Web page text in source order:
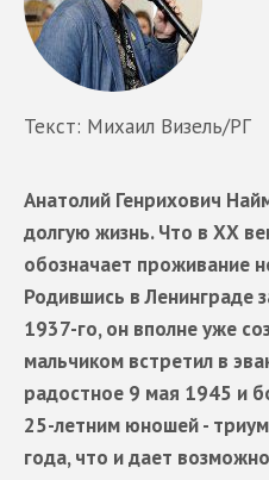
Текст: Михаил Визель/РГ
Анатолий Генрихович
долгую жизнь. Что в ХХ
обозначает проживание
Родившись в Ленинграде
1937-го, он вполне уже
мальчиком встретил в
радостное 9 мая 1945 и
25-летним юношей -
года, что и дает